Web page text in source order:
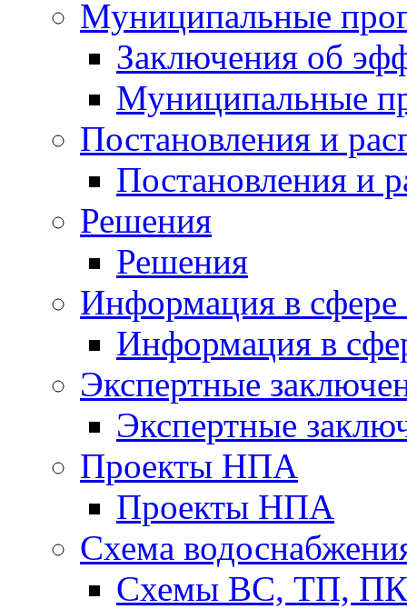
Муниципальные
Заключения об
Муниципальные
Постановления и
Постановления и
Решения
Решения
Информация в сфере
Информация в
Экспертные
Экспертные
Проекты НПА
Проекты НПА
Схема
Схемы ВС, ТП,